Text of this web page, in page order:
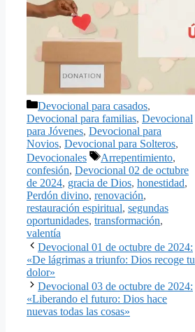
Categorías
Devocional para casados,
Devocional para familias, Devocional
para Jóvenes, Devocional para
Novios, Devocional para Solteros,
Devocionales
Etiquetas
Arrepentimiento,
confesión, Devocional 02 de octubre
de 2024, gracia de Dios, honestidad,
Perdón divino, renovación,
restauración espiritual, segundas
oportunidades, transformación,
valentía
Devocional 01 de octubre de 2024:
«De lágrimas a triunfo: Dios recoge tu
dolor»
Devocional 03 de octubre de 2024:
«Liberando el futuro: Dios hace
nuevas todas las cosas»